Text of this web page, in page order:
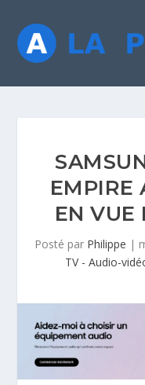
EMPIRE
EN VUE
Posté par Philippe |
TV - Audio-